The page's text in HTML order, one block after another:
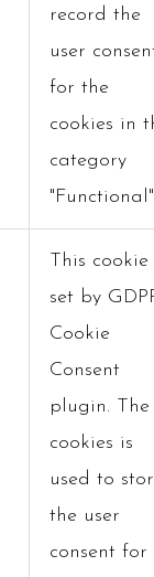
record the
user
for the
cookies in
category
This cookie
set by
Cookie
Consent
plugin. The
cookies is
used to
the user
consent for